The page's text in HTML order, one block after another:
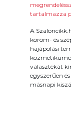
tartalmazza
A
köröm- és
hajápolási
választékát
egyszerűen
másnapi